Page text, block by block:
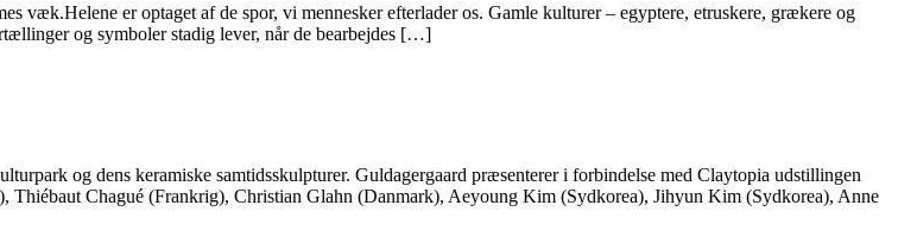
væk.Helene er optaget af de spor, vi mennesker efterlader os. Gamle kulturer – egyptere, etruskere, grækere og
og symboler stadig lever, når de bearbejdes […]
og dens keramiske samtidsskulpturer. Guldagergaard præsenterer i forbindelse med Claytopia udstillingen
Thiébaut Chagué (Frankrig), Christian Glahn (Danmark), Aeyoung Kim (Sydkorea), Jihyun Kim (Sydkorea), Anne